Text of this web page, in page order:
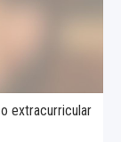
extracurricular